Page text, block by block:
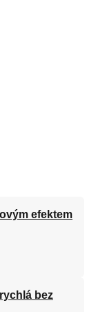
efektem
bez